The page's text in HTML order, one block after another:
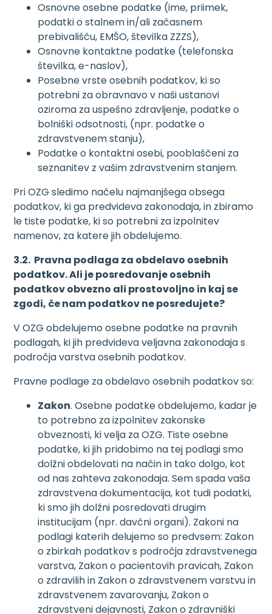
Osnovne osebne podatke (ime, priimek,
podatki o stalnem in/ali začasnem
prebivališču, EMŠO, številka ZZZS),
Osnovne kontaktne podatke (telefonska
številka, e-naslov),
Posebne vrste osebnih podatkov, ki so
potrebni za obravnavo v naši ustanovi
oziroma za uspešno zdravljenje, podatke o
bolniški odsotnosti, (npr. podatke o
zdravstvenem stanju),
Podatke o kontaktni osebi, pooblaščeni za
seznanitev z vašim zdravstvenim stanjem.
Pri OZG sledimo načelu najmanjšega obsega
podatkov, ki ga predvideva zakonodaja, in zbiramo
le tiste podatke, ki so potrebni za izpolnitev
namenov, za katere jih obdelujemo.
3.2. Pravna podlaga za obdelavo osebnih
podatkov. Ali je posredovanje osebnih
podatkov obvezno ali prostovoljno in kaj se
zgodi, če nam podatkov ne posredujete?
V OZG obdelujemo osebne podatke na pravnih
podlagah, ki jih predvideva veljavna zakonodaja s
področja varstva osebnih podatkov.
Pravne podlage za obdelavo osebnih podatkov so:
Zakon. Osebne podatke obdelujemo, kadar je
to potrebno za izpolnitev zakonske
obveznosti, ki velja za OZG. Tiste osebne
podatke, ki jih pridobimo na tej podlagi smo
dolžni obdelovati na način in tako dolgo, kot
od nas zahteva zakonodaja. Sem spada vaša
zdravstvena dokumentacija, kot tudi podatki,
ki smo jih dolžni posredovati drugim
institucijam (npr. davčni organi). Zakoni na
podlagi katerih delujemo so predvsem: Zakon
o zbirkah podatkov s področja zdravstvenega
varstva, Zakon o pacientovih pravicah, Zakon
o zdravilih in Zakon o zdravstvenem varstvu in
zdravstvenem zavarovanju, Zakon o
zdravstveni dejavnosti, Zakon o zdravniški